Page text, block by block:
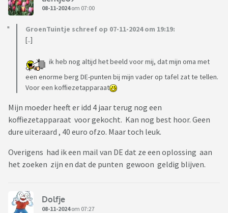
08-11-2024om 07:00
GroenTuintje schreef op 07-11-2024 om 19:19:
[..]
ik heb nog altijd het beeld voor mij, dat mijn oma met
een enorme berg DE-punten bij mijn vader op tafel zat te tellen.
Voor een koffiezetapparaat
Mijn moeder heeft er idd 4 jaar terug nog een
koffiezetapparaat voor gekocht. Kan nog best hoor. Geen
dure uiteraard , 40 euro ofzo. Maar toch leuk.
Overigens had ik een mail van DE dat ze een oplossing aan
het zoeken zijn en dat de punten gewoon geldig blijven.
Dolfje
08-11-2024om 07:27